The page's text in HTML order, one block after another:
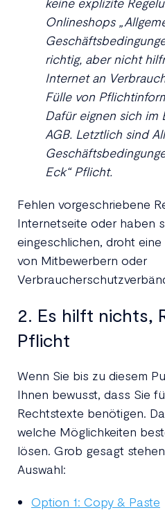
Onlineshops
richtig, aber nicht
Internet an
Fülle von
Dafür eignen sich im
AGB. Letztlich sind
Eck“ Pflicht.
Fehlen vorgeschriebene
Internetseite oder haben
eingeschlichen, droht eine
von Mitbewerbern oder
2. Es hilft nichts,
Pflicht
Wenn Sie bis zu diesem
Ihnen bewusst, dass Sie
Rechtstexte benötigen.
welche Möglichkeiten
lösen. Grob gesagt
Auswahl:
Option 1: Copy & Paste